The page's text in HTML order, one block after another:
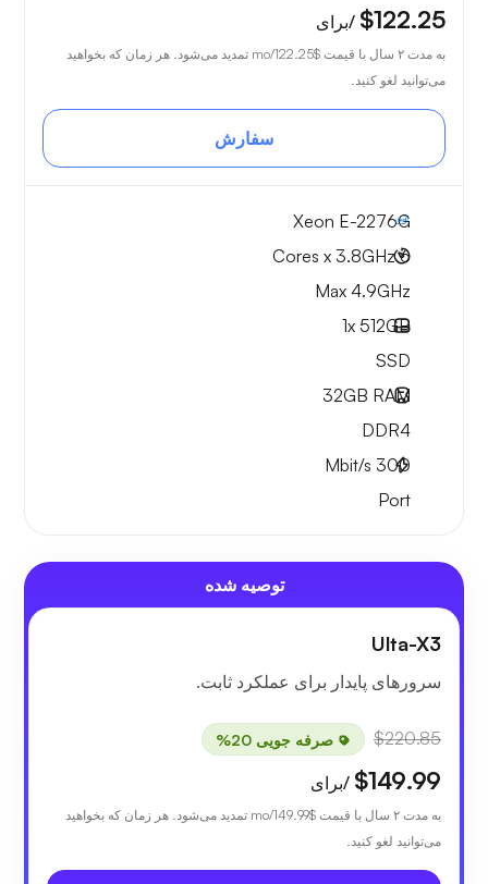
$122.25 /برای
به مدت ۲ سال با قیمت $122.25
/mo تمدید می‌شود. هر زمان که بخواهید
می‌توانید لغو کنید.
سفارش
Xeon E-2276G
6 Cores x 3.8GHz
Max 4.9GHz
1x 512GB
SSD
32GB RAM
DDR4
300
Port
توصیه شده
Ulta-X3
سرورهای پایدار برای عملکرد ثابت.
$220.85 صرفه جویی 20%
$149.99 /برای
به مدت ۲ سال با قیمت $149.99
/mo تمدید می‌شود. هر زمان که بخواهید
می‌توانید لغو کنید.